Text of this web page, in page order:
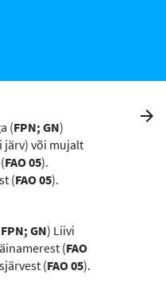
(FPN; GN)
järv) või mujalt
FAO 05).
(FAO 05).
FPN; GN) Liivi
(FAO
(FAO 05).